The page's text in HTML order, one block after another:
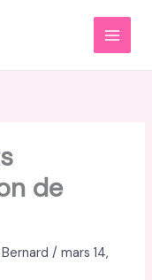
MAIN
de
Bernard/mars 14,